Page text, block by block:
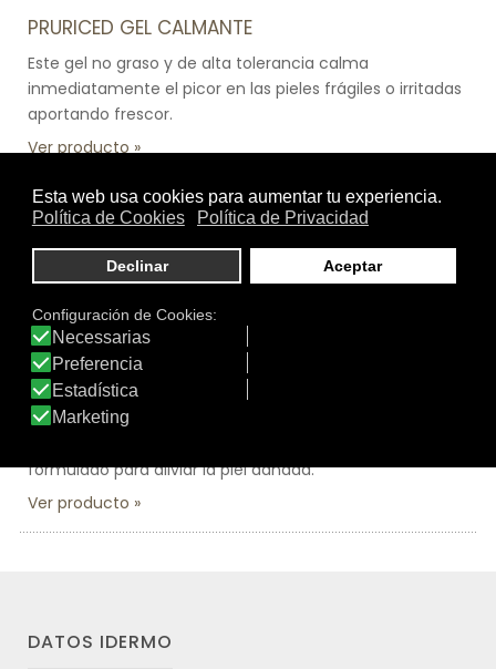
PRURICED GEL CALMANTE
Este gel no graso y de alta tolerancia calma
inmediatamente el picor en las pieles frágiles o irritadas
aportando frescor.
Ver producto
15 ml.
Línea:Pruriced
PRURICED SOS POST-PICADURAS
Este tratamiento post-picaduras alivia el picor
producido por las picaduras de mosquitos u otros
formulado para aliviar la piel dañada.
Ver producto
DATOS IDERMO